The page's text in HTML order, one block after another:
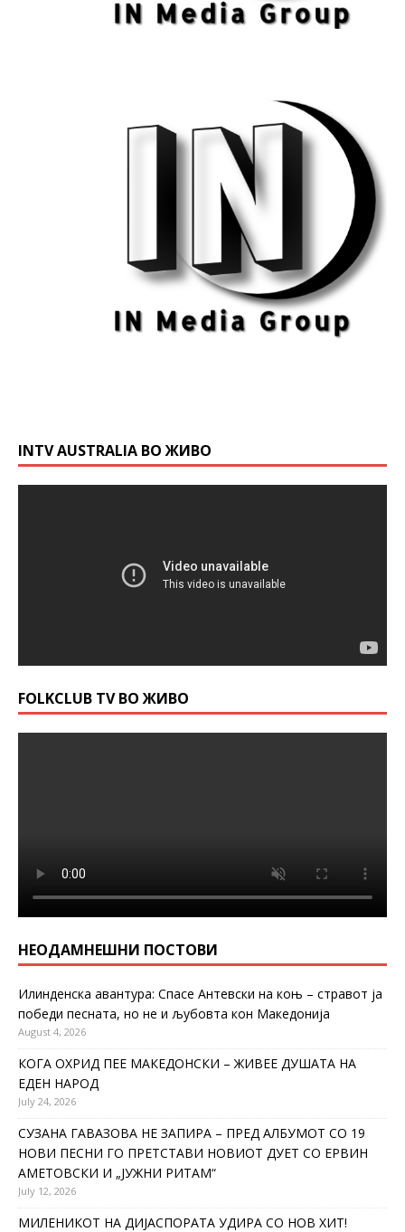
INTV AUSTRALIA ВО ЖИВО
FOLKCLUB TV ВО ЖИВО
НЕОДАМНЕШНИ ПОСТОВИ
Илинденска авантура: Спасе Антевски на коњ – стравот ја
победи песната, но не и љубовта кон Македонија
August 4, 2026
КОГА ОХРИД ПЕЕ МАКЕДОНСКИ – ЖИВЕЕ ДУШАТА НА
ЕДЕН НАРОД
July 24, 2026
СУЗАНА ГАВАЗОВА НЕ ЗАПИРА – ПРЕД АЛБУМОТ СО 19
НОВИ ПЕСНИ ГО ПРЕТСТАВИ НОВИОТ ДУЕТ СО ЕРВИН
АМЕТОВСКИ И „ЈУЖНИ РИТАМ“
July 12, 2026
МИЛЕНИКОТ НА ДИЈАСПОРАТА УДИРА СО НОВ ХИТ!